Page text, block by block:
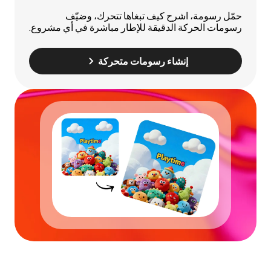
حمّل رسومة، اشرح كيف تبغاها تتحرك، وضيّف
رسومات الحركة الدقيقة للإطار مباشرة في أي مشروع.
إنشاء رسومات متحركة